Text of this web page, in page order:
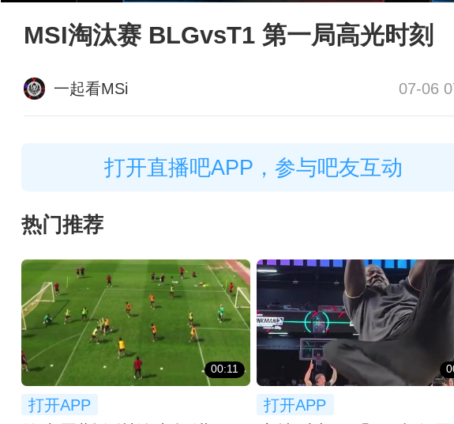
MSI淘汰赛 BLGvsT1 第一局高光时刻
一起看MSi 07-06
打开直播吧APP，参与吧友互动
热门推荐
00:11
打开APP 打开APP